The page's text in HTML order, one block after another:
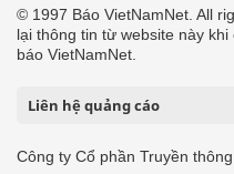
© 1997 Báo VietNamNet. All
lại thông tin từ website này
báo VietNamNet.
Liên hệ quảng cáo
Công ty Cổ phần Truyền